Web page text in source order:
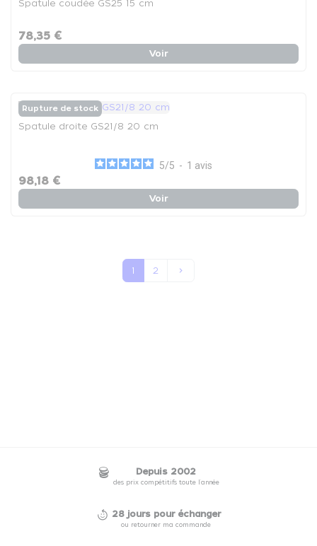
Spatule coudée GS25 15 cm
78,35 €
Voir
Rupture de stock
Spatule droite GS21/8 20 cm
5/5 - 1 avis
98,18 €
Voir
1 2 keyboard_arrow_right
Depuis 2002
des prix compétitifs toute l'année
28 jours pour échanger
ou retourner ma commande